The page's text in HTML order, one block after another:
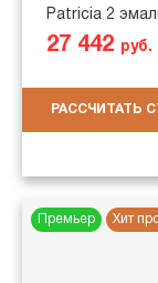
Patricia 2
27 442 руб.
РАССЧИТАТЬ
Премьер Хит